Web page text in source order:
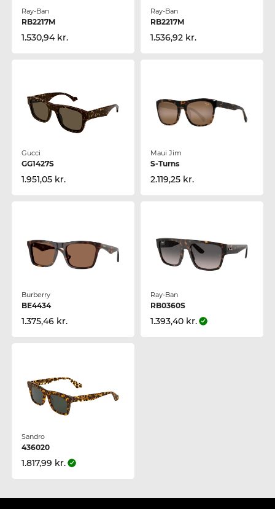
Ray-Ban
RB2217M
1.530,94 kr.
Ray-Ban
RB2217M
1.536,92 kr.
Gucci
GG1427S
1.951,05 kr.
Maui Jim
S-Turns
2.119,25 kr.
Burberry
BE4434
1.375,46 kr.
Ray-Ban
RB0360S
1.393,40 kr.
Sandro
436020
1.817,99 kr.